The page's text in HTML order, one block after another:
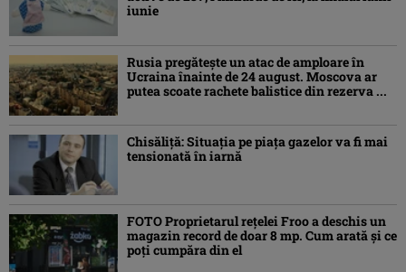
iunie
Rusia pregătește un atac de amploare în
Ucraina înainte de 24 august. Moscova ar
putea scoate rachete balistice din rezerva ...
Chisăliţă: Situaţia pe piaţa gazelor va fi mai
tensionată în iarnă
FOTO Proprietarul rețelei Froo a deschis un
magazin record de doar 8 mp. Cum arată și ce
poți cumpăra din el